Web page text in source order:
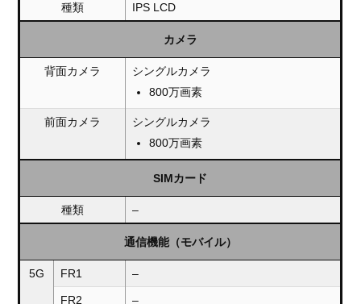
種類 IPS LCD
カメラ
背面カメラ
シングルカメラ
800万画素
前面カメラ
シングルカメラ
800万画素
SIMカード
種類 –
通信機能（モバイル）
5G FR1 –
FR2 –